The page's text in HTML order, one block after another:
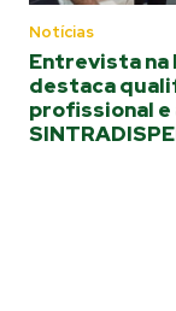
Notícias
Entrevista na
destaca
profissional e